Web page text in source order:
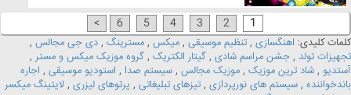
1
2
3
4
5
6
>
کلمات کلیدی: اهنگسازی , تنظیم موسیقی , میکس , مسترینگ , دی جی مجالس ,
تجهیزات تولد , جشن مراسم شادی , گیتار الکتریک , گروه موزیک میکس و مستر ,
آستدیو , شاد ترین موزیک , موزیک مجالس , سیستم صدا , استودیو موسیقی , اجاره
باندخواننده , سیستم های نورپردازی , تیزهای تبلیغاتی , پرتوهای لیزری , لایتینگ میکسر